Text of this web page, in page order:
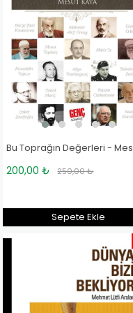
200,00 ₺ 250,00 ₺
Sepete Ekle